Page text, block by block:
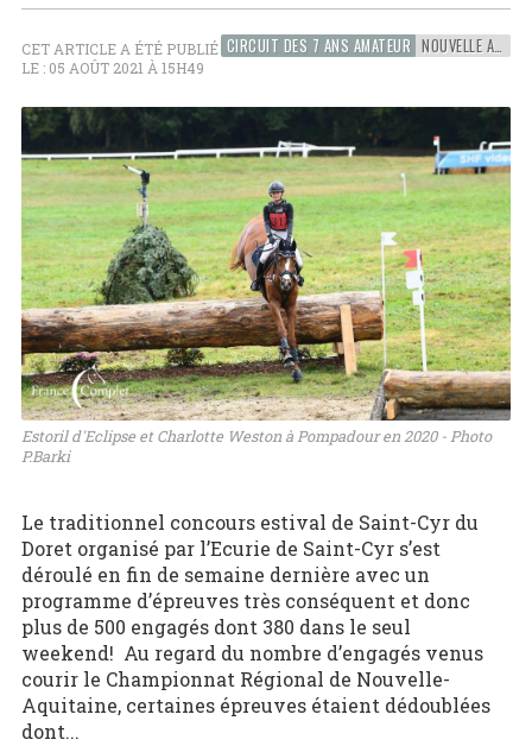
CIRCUIT DES 7 ANS AMATEUR NOUVELLE AQUITAINE
CET ARTICLE A ÉTÉ PUBLIÉ
LE : 05 AOÛT 2021 À 15H49
Estoril d'Eclipse et Charlotte Weston à Pompadour en 2020 - Photo
P.Barki
Le traditionnel concours estival de Saint-Cyr du
Doret organisé par l’Ecurie de Saint-Cyr s’est
déroulé en fin de semaine dernière avec un
programme d’épreuves très conséquent et donc
plus de 500 engagés dont 380 dans le seul
weekend! Au regard du nombre d’engagés venus
courir le Championnat Régional de Nouvelle-
Aquitaine, certaines épreuves étaient dédoublées
dont...